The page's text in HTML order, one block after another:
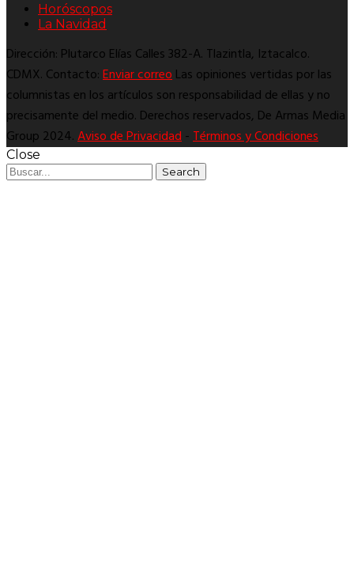
Horóscopos
La Navidad
Dirección: Plutarco Elías Calles 382-A. Tlazintla, Iztacalco.
CDMX. Contacto:Enviar correoLas opiniones vertidas por las
columnistas en los artículos son responsabilidad de ellas y no
precisamente del medio. Derechos reservados, De Armas Media
Group 2024.Aviso de Privacidad-Términos y Condiciones
Close